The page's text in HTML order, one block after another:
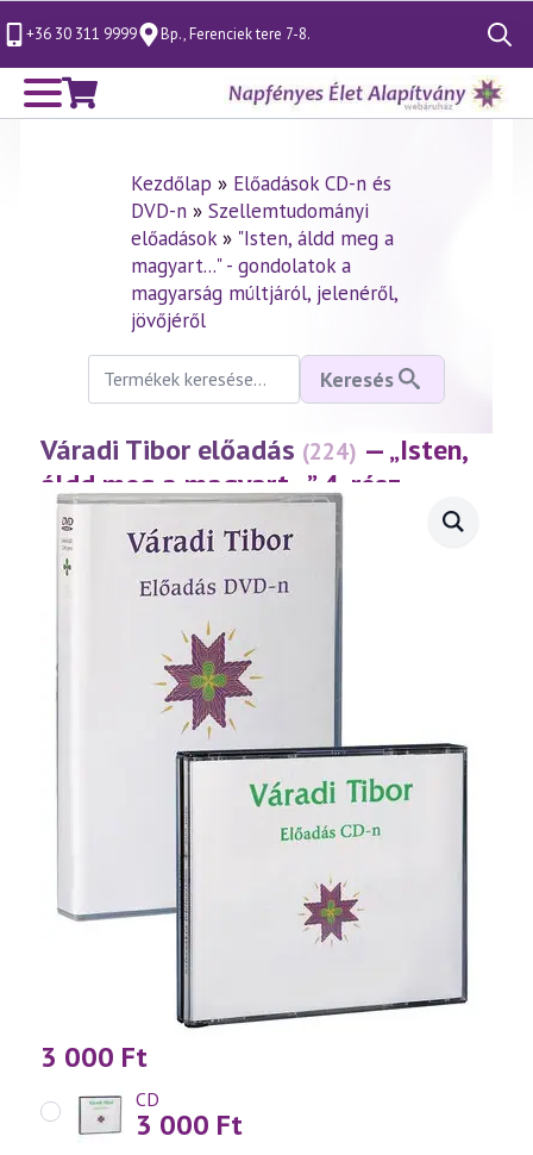
+36 30 311 9999 Bp., Ferenciek tere 7-8.
Search
for:
Kezdőlap » Előadások CD-n és
DVD-n» Szellemtudományi
előadások» "Isten, áldd meg a
magyart..." - gondolatok a
magyarság múltjáról, jelenéről,
jövőjéről
Keresés
következőre:
Keresés
Váradi Tibor előadás (224) — „Isten,
áldd meg a magyart…” 4. rész
(2001.12.14.)
3 000 Ft
CD
3 000 Ft